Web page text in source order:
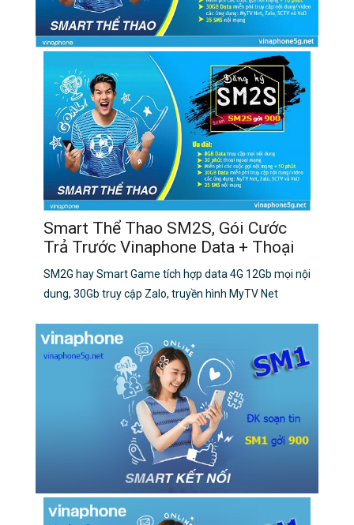
Smart Thể Thao SM2S, Gói Cước
Trả Trước Vinaphone Data + Thoại
SM2G hay Smart Game tích hợp data 4G 12Gb mọi nội
dung, 30Gb truy cập Zalo, truyền hình MyTV Net